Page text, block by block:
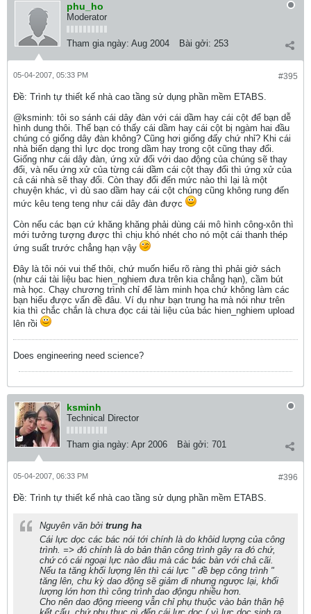
phu_ho
Moderator
Tham gia ngày: Aug 2004 Bài gởi: 253
#395
05-04-2007, 05:33 PM
Ðề: Trình tự thiết kế nhà cao tầng sử dụng phần mềm ETABS.
@ksminh: tôi so sánh cái dây đàn với cái dầm hay cái cột để bạn dễ
hình dung thôi. Thế bạn có thấy cái dầm hay cái cột bị ngàm hai đầu
chúng có giống dây đàn không? Cũng hơi giống đấy chứ nhỉ? Khi cái
nhà biến dạng thì lực dọc trong dầm hay trong cột cũng thay đổi.
Giống như cái dây đàn, ứng xử đối với dao động của chúng sẽ thay
đổi, và nếu ứng xử của từng cái dầm cái cột thay đổi thì ứng xử của
cả cái nhà sẽ thay đổi. Còn thay đổi đến mức nào thì lại là một
chuyện khác, vì dù sao dầm hay cái cột chúng cũng không rung đến
mức kêu teng teng như cái dây đàn được
Còn nếu các bạn cứ khăng khăng phải dùng cái mô hình công-xôn thì
mới tưởng tượng được thì chịu khó nhét cho nó một cái thanh thép
ứng suất trước chẳng hạn vậy
Đây là tôi nói vui thế thôi, chứ muốn hiểu rõ ràng thì phải giở sách
(như cái tài liệu bac hien_nghiem đưa trên kia chẳng hạn), cầm bút
mà học. Chạy chương trình chỉ để làm minh họa chứ không làm các
bạn hiểu được vấn đề đâu. Ví dụ như bạn trung ha mà nói như trên
kia thì chắc chắn là chưa đọc cái tài liệu của bác hien_nghiem upload
lên rồi
Does engineering need science?
ksminh
Technical Director
Tham gia ngày: Apr 2006 Bài gởi: 701
#396
05-04-2007, 06:33 PM
Ðề: Trình tự thiết kế nhà cao tầng sử dụng phần mềm ETABS.
Nguyên văn bởi trung ha
Cái lực dọc các bác nói tới chính là do khôid lượng của công
trình. => đó chính là do bản thân công trình gây ra đó chứ,
chứ có cái ngoại lực nào đâu mà các bác bàn với chả cãi.
Nếu ta tăng khối lượng lên thì cái lực " đề bẹp công trình "
tăng lên, chu kỳ dao động sẽ giảm đi nhưng ngược lại, khối
lượng lớn hơn thì công trình dao độngu nhiều hơn.
Cho nên dao động rrieeng vẫn chỉ phụ thuộc vào bản thân hệ